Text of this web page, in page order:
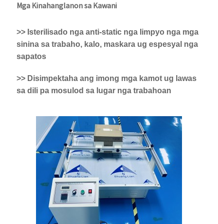
Mga Kinahanglanon sa Kawani
>> Isterilisado nga anti-static nga limpyo nga mga
sinina sa trabaho, kalo, maskara ug espesyal nga
sapatos
>> Disimpektaha ang imong mga kamot ug lawas
sa dili pa mosulod sa lugar nga trabahoan